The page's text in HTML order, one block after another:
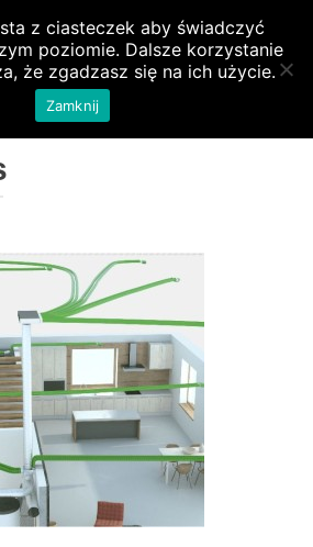
z ciasteczek aby świadczyć
poziomie. Dalsze korzystanie
że zgadzasz się na ich użycie.
Zamknij